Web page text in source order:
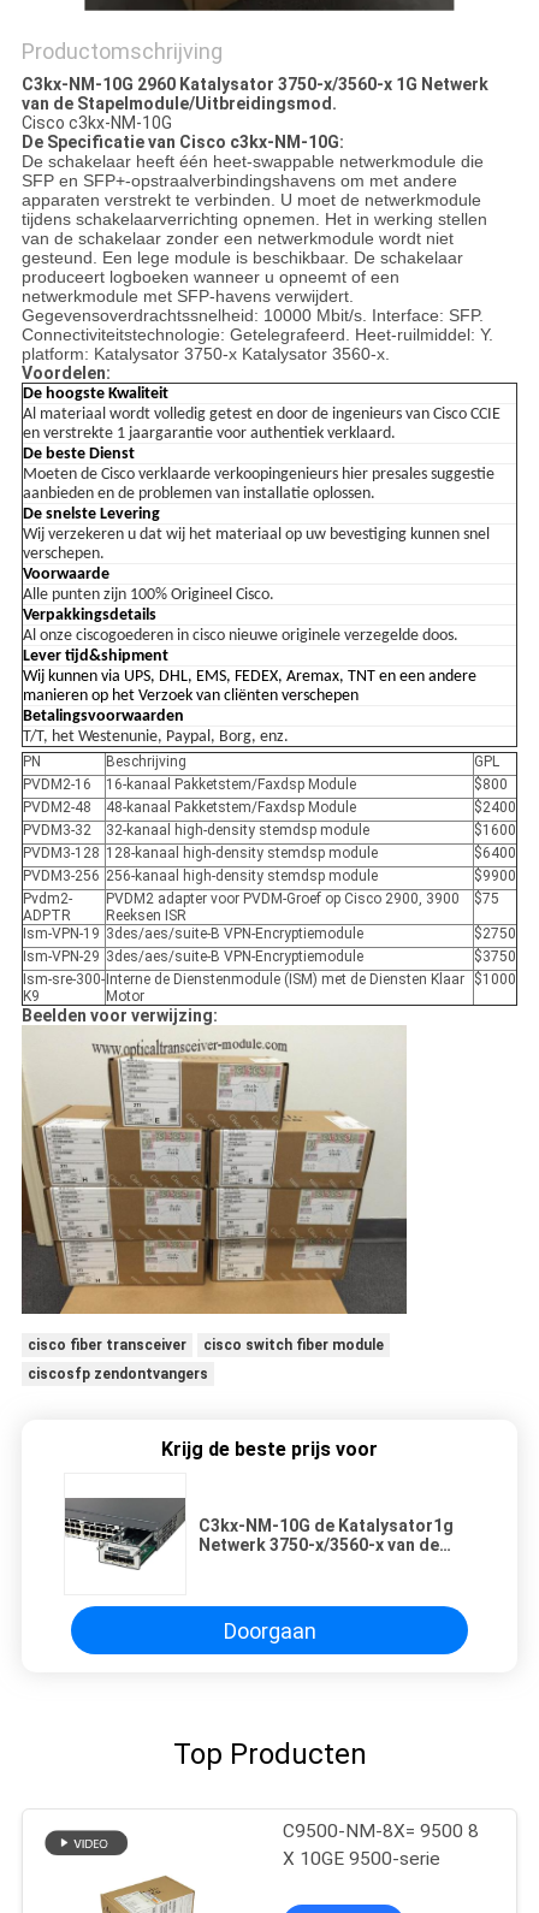
Productomschrijving
C3kx-NM-10G 2960 Katalysator 3750-x/3560-x 1G Netwerk
van de Stapelmodule/Uitbreidingsmod.
Cisco c3kx-NM-10G
De Specificatie van Cisco c3kx-NM-10G:
De schakelaar heeft één heet-swappable netwerkmodule die
SFP en SFP+-opstraalverbindingshavens om met andere
apparaten verstrekt te verbinden. U moet de netwerkmodule
tijdens schakelaarverrichting opnemen. Het in werking stellen
van de schakelaar zonder een netwerkmodule wordt niet
gesteund. Een lege module is beschikbaar. De schakelaar
produceert logboeken wanneer u opneemt of een
netwerkmodule met SFP-havens verwijdert.
Gegevensoverdrachtssnelheid: 10000 Mbit/s. Interface: SFP.
Connectiviteitstechnologie: Getelegrafeerd. Heet-ruilmiddel: Y.
platform: Katalysator 3750-x Katalysator 3560-x.
Voordelen:
De hoogste Kwaliteit
Al materiaal wordt volledig getest en door de ingenieurs van Cisco CCIE
en verstrekte 1 jaargarantie voor authentiek verklaard.
De beste Dienst
Moeten de Cisco verklaarde verkoopingenieurs hier presales suggestie
aanbieden en de problemen van installatie oplossen.
De snelste Levering
Wij verzekeren u dat wij het materiaal op uw bevestiging kunnen snel
verschepen.
Voorwaarde
Alle punten zijn 100% Origineel Cisco.
Verpakkingsdetails
Al onze ciscogoederen in cisco nieuwe originele verzegelde doos.
Lever tijd&shipment
Wij kunnen via UPS, DHL, EMS, FEDEX, Aremax, TNT en een andere
manieren op het Verzoek van cliënten verschepen
Betalingsvoorwaarden
T/T, het Westenunie, Paypal, Borg, enz.
PN Beschrijving
GPL
PVDM2-16
16-kanaal Pakketstem/Faxdsp Module
$800
PVDM2-48
48-kanaal Pakketstem/Faxdsp Module
$2400
PVDM3-32
32-kanaal high-density stemdsp module
$1600
PVDM3-128 128-kanaal high-density stemdsp module
$6400
PVDM3-256 256-kanaal high-density stemdsp module
$9900
Pvdm2-
ADPTR
PVDM2 adapter voor PVDM-Groef op Cisco 2900, 3900
Reeksen ISR
$75
Ism-VPN-19 3des/aes/suite-B VPN-Encryptiemodule
$2750
Ism-VPN-29 3des/aes/suite-B VPN-Encryptiemodule
$3750
Ism-sre-300-
K9
Interne de Dienstenmodule (ISM) met de Diensten Klaar
Motor
$1000
Beelden voor verwijzing:
cisco fiber transceiver
cisco switch fiber module
ciscosfp zendontvangers
Krijg de beste prijs voor
C3kx-NM-10G de Katalysator1g
Netwerk 3750-x/3560-x van de
Doorgaan
Top Producten
C9500-NM-8X= 9500 8
X 10GE 9500-serie